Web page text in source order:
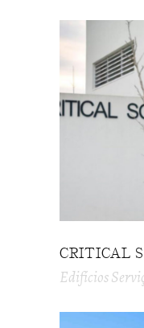
CRITICAL
Edifícios